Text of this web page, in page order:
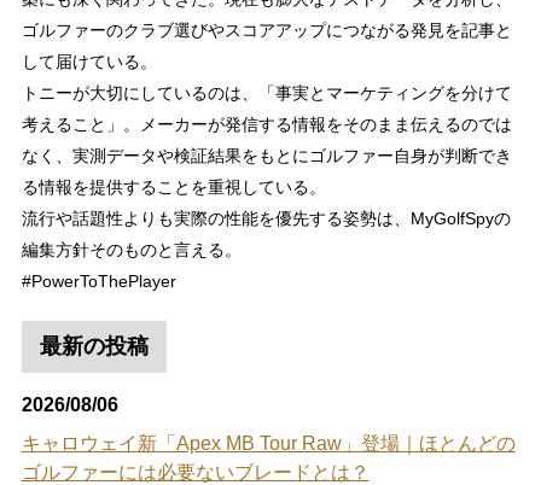
ゴルファーのクラブ選びやスコアアップにつながる発見を記事と
して届けている。
トニーが大切にしているのは、「事実とマーケティングを分けて
考えること」。メーカーが発信する情報をそのまま伝えるのでは
なく、実測データや検証結果をもとにゴルファー自身が判断でき
る情報を提供することを重視している。
流行や話題性よりも実際の性能を優先する姿勢は、MyGolfSpyの
編集方針そのものと言える。
#PowerToThePlayer
最新の投稿
2026/08/06
キャロウェイ新「Apex MB Tour Raw」登場｜ほとんどの
ゴルファーには必要ないブレードとは？